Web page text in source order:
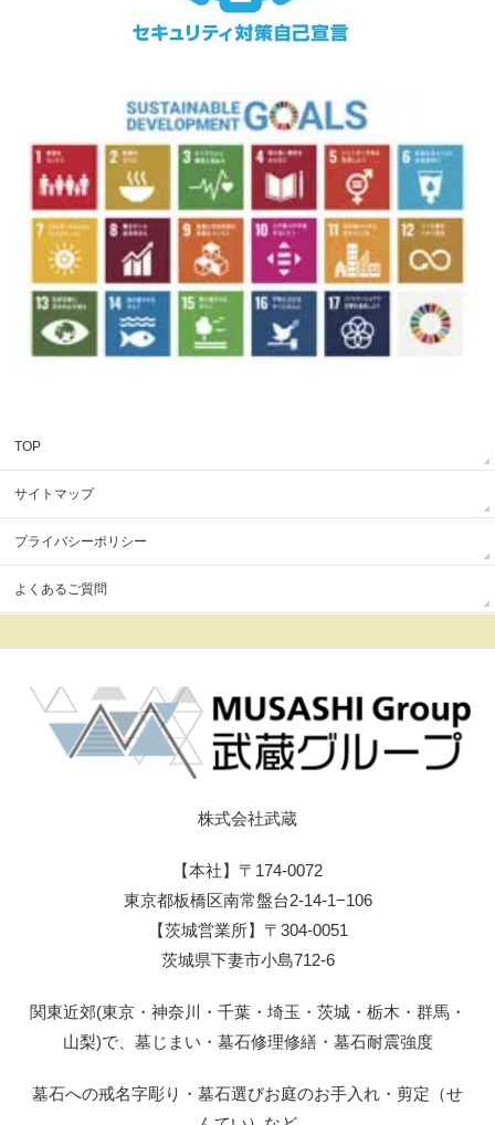
TOP
サイトマップ
プライバシーポリシー
よくあるご質問
株式会社武蔵
【本社】〒174-0072
東京都板橋区南常盤台2-14-1−106
【茨城営業所】〒304-0051
茨城県下妻市小島712-6
関東近郊(東京・神奈川・千葉・埼玉・茨城・栃木・群馬・
山梨)で、墓じまい・墓石修理修繕・墓石耐震強度
墓石への戒名字彫り・墓石選びお庭のお手入れ・剪定（せ